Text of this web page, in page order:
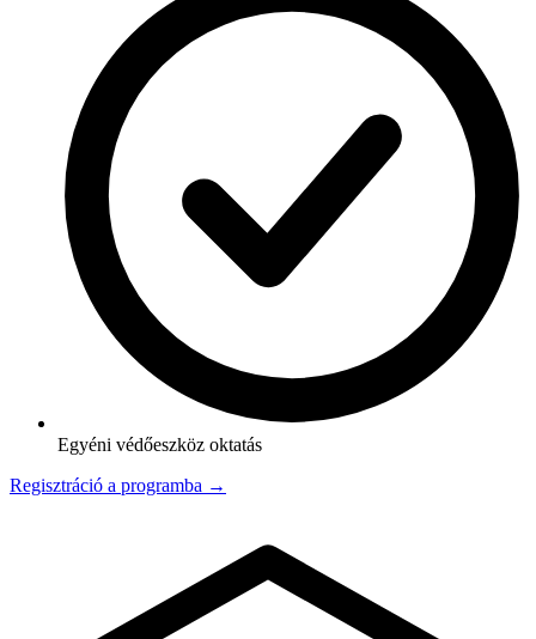
Egyéni védőeszköz oktatás
Regisztráció a programba →